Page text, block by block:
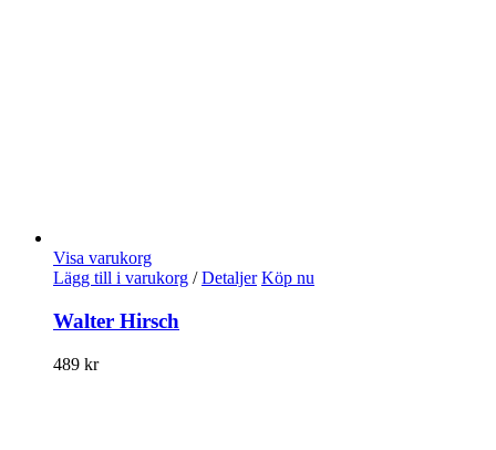
Visa varukorg
Lägg till i varukorg / Detaljer Köp nu
Walter Hirsch
489 kr